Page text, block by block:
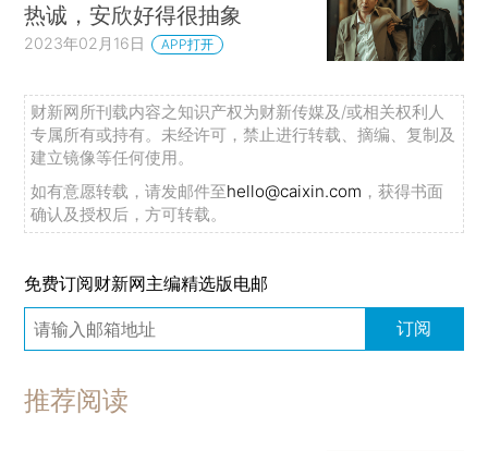
热诚，安欣好得很抽象
2023年02月16日 APP打开
财新网所刊载内容之知识产权为财新传媒及/或相关权利人
专属所有或持有。未经许可，禁止进行转载、摘编、复制及
建立镜像等任何使用。
如有意愿转载，请发邮件至hello@caixin.com ，获得书面
确认及授权后，方可转载。
免费订阅财新网主编精选版电邮
订阅
推荐阅读